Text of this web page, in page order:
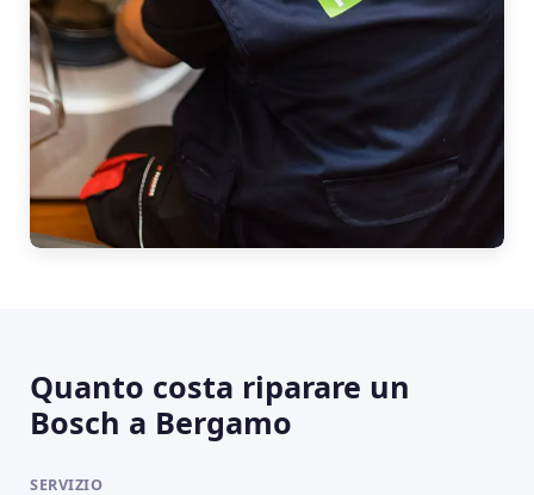
Quanto costa riparare un
Bosch a Bergamo